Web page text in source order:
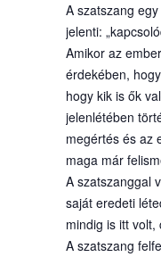
A szatszang
jelenti:
Amikor az
érdekében,
hogy kik is ők
jelenlétében
megértés és az
maga már
A szatszanggal
saját eredeti
mindig is itt
A szatszang